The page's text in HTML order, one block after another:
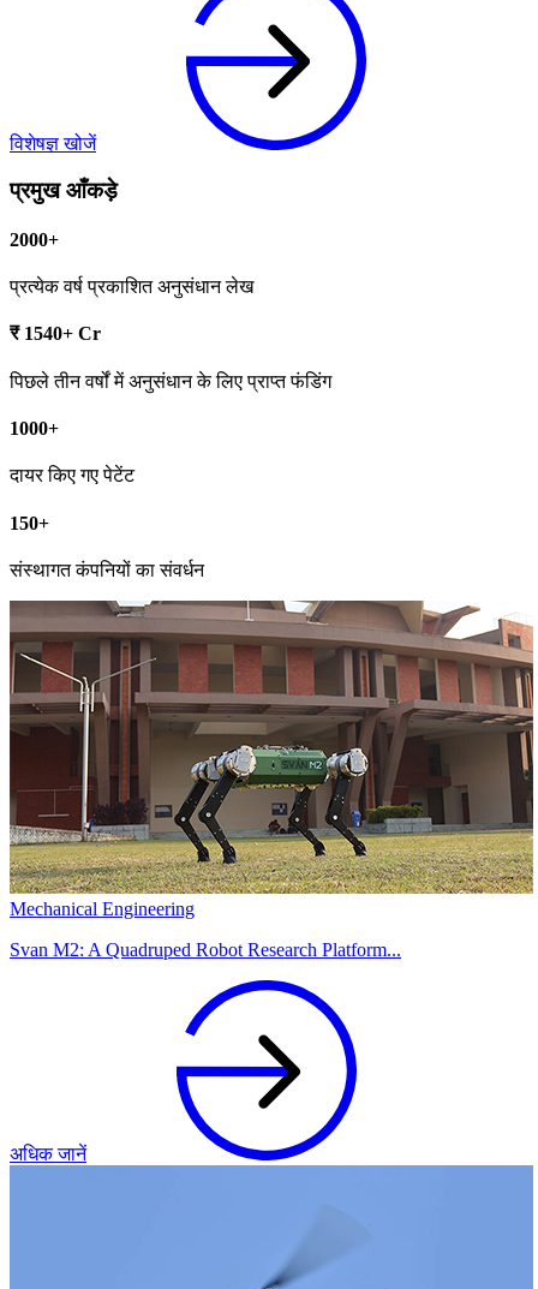
विशेषज्ञ खोजें
प्रमुख आँकड़े
2000+
प्रत्येक वर्ष प्रकाशित अनुसंधान लेख
₹ 1540+ Cr
पिछले तीन वर्षों में अनुसंधान के लिए प्राप्त फंडिंग
1000+
दायर किए गए पेटेंट
150+
संस्थागत कंपनियों का संवर्धन
Mechanical Engineering
Svan M2: A Quadruped Robot Research Platform...
अधिक जानें